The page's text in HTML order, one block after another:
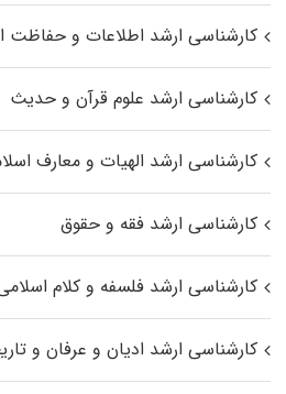
کارشناسی ارشد اطلاعات و حفاظت
کارشناسی ارشد علوم قرآن و حدیث
کارشناسی ارشد الهیات و معارف
کارشناسی ارشد فقه و حقوق
کارشناسی ارشد فلسفه و کلام
کارشناسی ارشد ادیان و عرفان و